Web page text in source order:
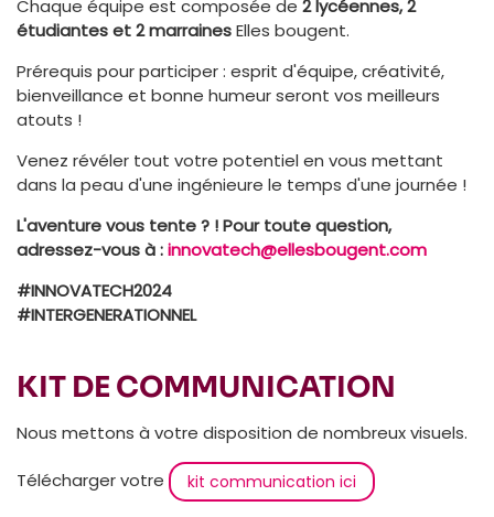
Chaque équipe est composée de 2 lycéennes, 2
étudiantes et 2 marrainesElles bougent.
Prérequis pour participer : esprit d'équipe, créativité,
bienveillance et bonne humeur seront vos meilleurs
atouts !
Venez révéler tout votre potentiel en vous mettant
dans la peau d'une ingénieure le temps d'une journée !
L'aventure vous tente ? ! Pour toute question,
adressez-vous à :innovatech@ellesbougent.com
#INNOVATECH2024
#INTERGENERATIONNEL
KIT DE COMMUNICATION
Nous mettons à votre disposition de nombreux visuels.
Télécharger votre kit communication ici